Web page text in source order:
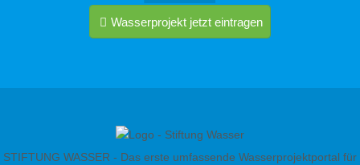
Wasserprojekt jetzt eintragen
STIFTUNG WASSER - Das erste umfassende Wasserprojektportal für